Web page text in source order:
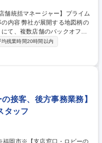
て、複数店舗のバックオフィ
す。 売上の最大化に
オフィス業務の効率化を通し
の実現を目指すポジションで
ト ■店舗バックオフィス業務 ■
均残業時間20時間以内
接客、後方事務業務】
タッフ